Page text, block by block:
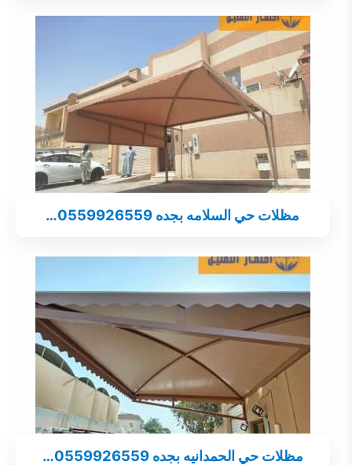
مظلات حي السلامه بجده 0559926559…
مظلات حي الحمدانيه بجده 0559926559…